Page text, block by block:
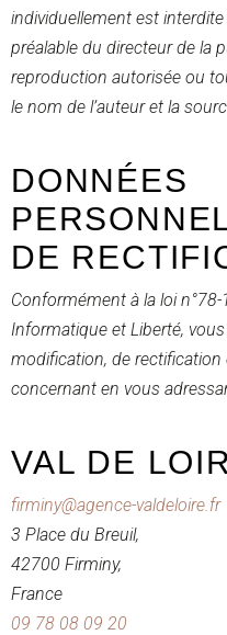
individuellement est
préalable du directeur de la
reproduction autorisée ou
le nom de l’auteur et la
DONNÉES
DE
Conformément à la loi
Informatique et Liberté,
modification, de
concernant en vous
VAL DE
firminy@agence-valdeloire.fr
3 Place du Breuil,
42700 Firminy,
France
09 78 08 09 20